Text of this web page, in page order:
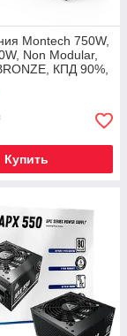
Montech 750W,
Non Modular,
КПД 90%,
Черный
Купить